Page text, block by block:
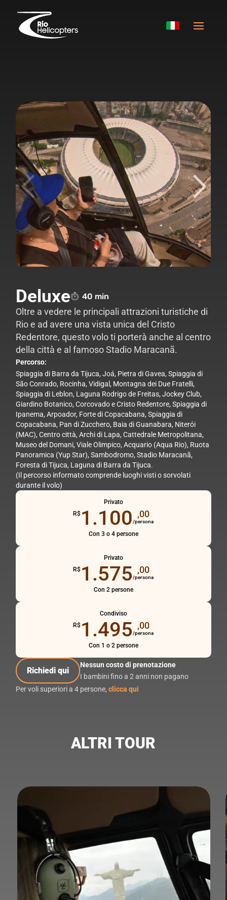
Deluxe 40 min
Oltre a vedere le principali attrazioni turistiche di
Rio e ad avere una vista unica del Cristo
Redentore, questo volo ti porterà anche al centro
della città e al famoso Stadio Maracanã.
Percorso:
Spiaggia di Barra da Tijuca, Joá, Pietra di Gavea, Spiaggia di
São Conrado, Rocinha, Vidigal, Montagna dei Due Fratelli,
Spiaggia di Leblon, Laguna Rodrigo de Freitas, Jockey Club,
Giardino Botanico, Corcovado e Cristo Redentore, Spiaggia di
Ipanema, Arpoador, Forte di Copacabana, Spiaggia di
Copacabana, Pan di Zucchero, Baia di Guanabara, Niterói
(MAC), Centro città, Archi di Lapa, Cattedrale Metropolitana,
Museo del Domani, Viale Olimpico, Acquario (Aqua Rio), Ruota
Panoramica (Yup Star), Sambodromo, Stadio Maracanã,
Foresta di Tijuca, Laguna di Barra da Tijuca.
(Il percorso informato comprende luoghi visti o sorvolati
durante il volo)
Privato
R$ 1.100 ,00
/persona
Con 3 o 4 persone
Privato
R$ 1.575 ,00
/persona
Con 2 persone
Condiviso
R$ 1.495 ,00
/persona
Con 1 o 2 persone
Richiedi qui
Nessun costo di prenotazione
I bambini fino a 2 anni non pagano
Per voli superiori a 4 persone,clicca qui
ALTRI TOUR